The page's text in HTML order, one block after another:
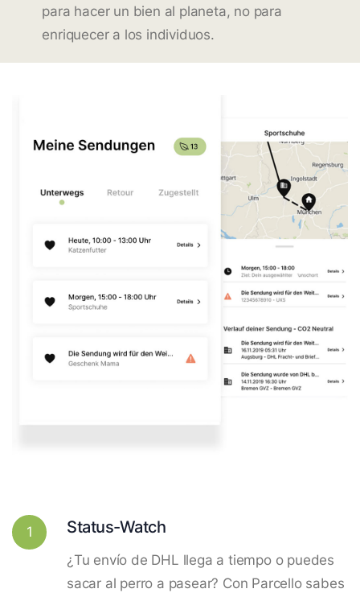
para hacer un bien al planeta, no para
enriquecer a los individuos.
1 Status-Watch
¿Tu envío de DHL llega a tiempo o puedes
sacar al perro a pasear? Con Parcello sabes